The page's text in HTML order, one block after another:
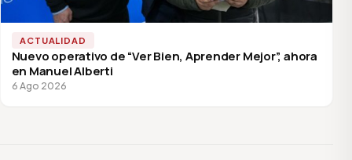
ACTUALIDAD
Nuevo operativo de “Ver Bien, Aprender Mejor”, ahora
en Manuel Alberti
6 Ago 2026